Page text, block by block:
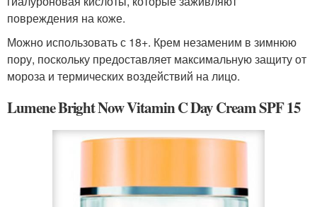
повреждения на коже.
Можно использовать с 18+. Крем незаменим в зимнюю
пору, поскольку предоставляет максимальную защиту от
мороза и термических воздействий на лицо.
Lumene Bright Now Vitamin C Day Cream SPF 15